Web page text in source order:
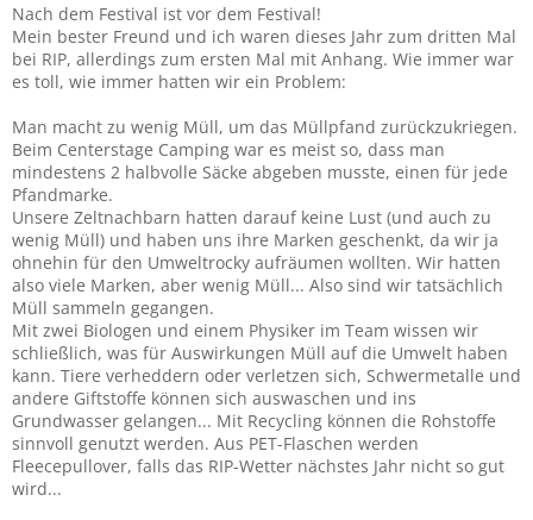
Nach dem Festival ist vor dem Festival!
Mein bester Freund und ich waren dieses Jahr zum dritten Mal
bei RIP, allerdings zum ersten Mal mit Anhang. Wie immer war
es toll, wie immer hatten wir ein Problem:
Man macht zu wenig Müll, um das Müllpfand zurückzukriegen.
Beim Centerstage Camping war es meist so, dass man
mindestens 2 halbvolle Säcke abgeben musste, einen für jede
Pfandmarke.
Unsere Zeltnachbarn hatten darauf keine Lust (und auch zu
wenig Müll) und haben uns ihre Marken geschenkt, da wir ja
ohnehin für den Umweltrocky aufräumen wollten. Wir hatten
also viele Marken, aber wenig Müll... Also sind wir tatsächlich
Müll sammeln gegangen.
Mit zwei Biologen und einem Physiker im Team wissen wir
schließlich, was für Auswirkungen Müll auf die Umwelt haben
kann. Tiere verheddern oder verletzen sich, Schwermetalle und
andere Giftstoffe können sich auswaschen und ins
Grundwasser gelangen... Mit Recycling können die Rohstoffe
sinnvoll genutzt werden. Aus PET-Flaschen werden
Fleecepullover, falls das RIP-Wetter nächstes Jahr nicht so gut
wird...